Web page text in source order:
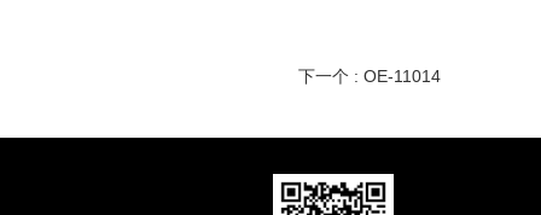
下一个 : OE-11014